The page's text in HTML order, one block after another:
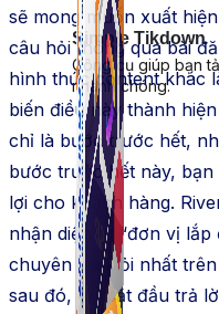
Simple Tikdown
Công cụ giúp bạn
nhanh chóng.
sẽ mong muốn xuất
câu hỏi thông qua bài
hình thứccontentkhác
biến điều này thành
chỉ là bướctrước hết,
bước trước hết này,
lợi cho khách hàng.
nhận diện từ “đơn vị lắp
chuyên gia giỏi nhất trên
sau đó, họ bắt đầu trả